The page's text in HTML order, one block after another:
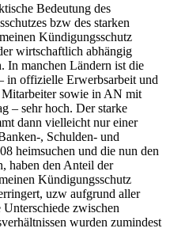
Bedeutung des
bzw des starken
Kündigungsschutz
wirtschaftlich abhängig
In manchen Ländern ist die
in offizielle Erwerbsarbeit und
Mitarbeiter sowie in AN mit
– sehr hoch. Der starke
dann vielleicht nur einer
, Schulden- und
heimsuchen und die nun den
haben den Anteil der
Kündigungsschutz
uzw aufgrund aller
zwischen
wurden zumindest